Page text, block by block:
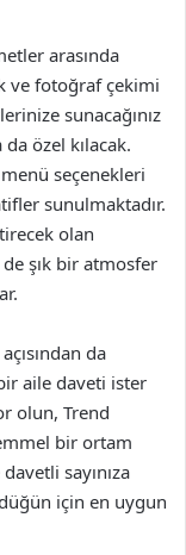
arasında
ve fotoğraf çekimi
sunacağınız
özel kılacak.
seçenekleri
sunulmaktadır.
olan
şık bir atmosfer
da
aile daveti ister
olun, Trend
bir ortam
sayınıza
için en uygun